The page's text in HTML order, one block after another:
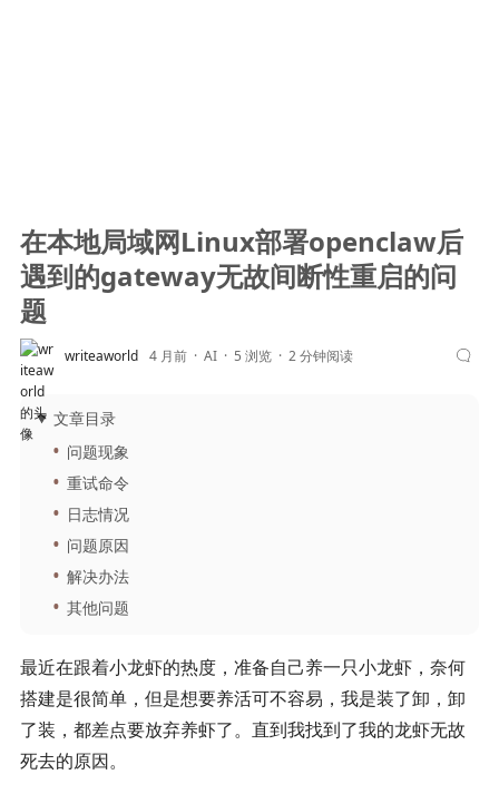
在本地局域网Linux部署openclaw后
遇到的gateway无故间断性重启的问
题
writeaworld 4 月前 AI 5 浏览 2 分钟阅读
文章目录
问题现象
重试命令
日志情况
问题原因
解决办法
其他问题
最近在跟着小龙虾的热度，准备自己养一只小龙虾，奈何
搭建是很简单，但是想要养活可不容易，我是装了卸，卸
了装，都差点要放弃养虾了。直到我找到了我的龙虾无故
死去的原因。